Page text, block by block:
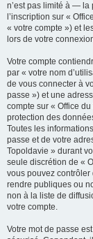
n’est pas limité à — la
l’inscription sur «
« votre compte ») et
lors de votre
Votre compte
par « votre nom
de vous connecter à
passe ») et une
compte sur « Office
protection des
Toutes les
passe et de votre
Topoldavie » durant
seule discrétion de «
vous pouvez
rendre publiques ou
non à la liste de
votre compte.
Votre mot de passe